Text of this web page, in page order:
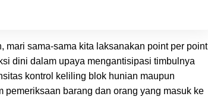
mari sama-sama kita laksanakan point per point
dini dalam upaya mengantisipasi timbulnya
kontrol keliling blok hunian maupun
pemeriksaan barang dan orang yang masuk ke